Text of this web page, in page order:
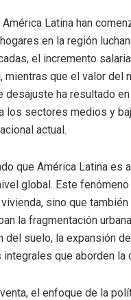
Latina han
en la región
el incremento
mientras que el valor del
desajuste ha resultado
los sectores medios y
actual.
que América Latina es
global. Este
sino que
la fragmentación
del suelo, la expansión
que aborden la
el enfoque de la